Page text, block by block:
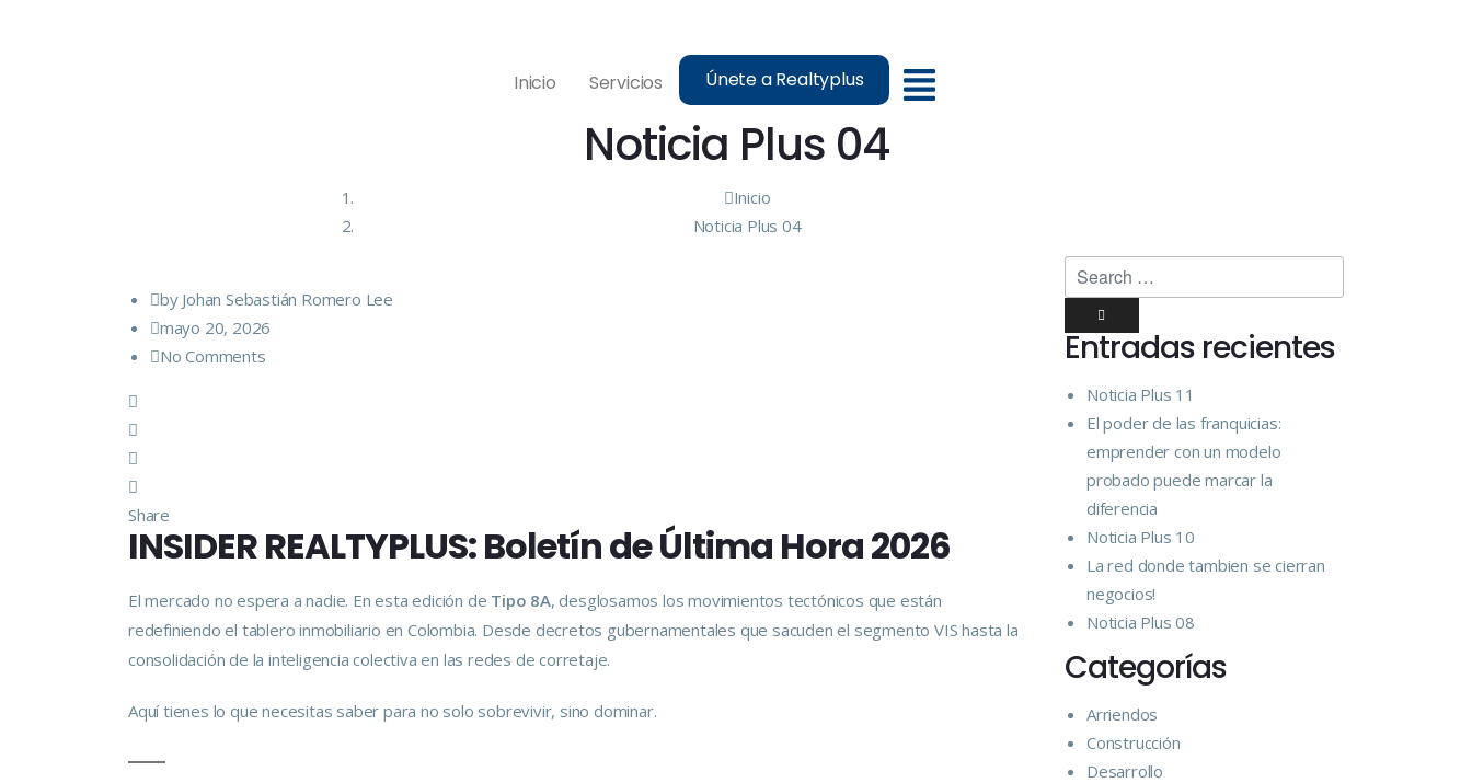
Inicio Servicios Únete a Realtyplus
Noticia Plus 04
Inicio
Noticia Plus 04
by Johan Sebastián Romero Lee
mayo 20, 2026
No Comments
Share
INSIDER REALTYPLUS: Boletín de Última Hora 2026
El mercado no espera a nadie. En esta edición de Tipo 8A, desglosamos los movimientos tectónicos que están
redefiniendo el tablero inmobiliario en Colombia. Desde decretos gubernamentales que sacuden el segmento VIS hasta la
consolidación de la inteligencia colectiva en las redes de corretaje.
Aquí tienes lo que necesitas saber para no solo sobrevivir, sino dominar.
Entradas recientes
Noticia Plus 11
El poder de las franquicias:
emprender con un modelo
probado puede marcar la
diferencia
Noticia Plus 10
La red donde tambien se cierran
negocios!
Noticia Plus 08
Categorías
Arriendos
Construcción
Desarrollo